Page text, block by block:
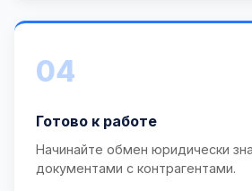
04
Готово к работе
Начинайте обмен юридически
документами с контрагентами.